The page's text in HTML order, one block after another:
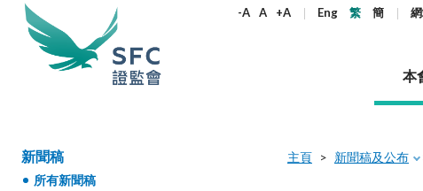
-A A +A Eng 繁 簡
本
本會簡介
監管職能
規則及標準
資料庫
新聞稿及公布
加入本會
新聞稿
所有新聞稿
主頁 新聞稿及公布